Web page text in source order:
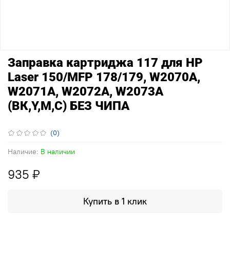
(0)
Наличие: В наличии
Заправка картриджа 117 для HP
Laser 150/MFP 178/179, W2070A,
W2071A, W2072A, W2073A
(ВК,Y,M,C) БЕЗ ЧИПА
935 ₽
Купить в 1 клик